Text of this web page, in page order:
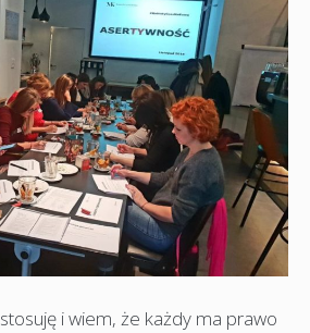
i wiem, że każdy ma prawo